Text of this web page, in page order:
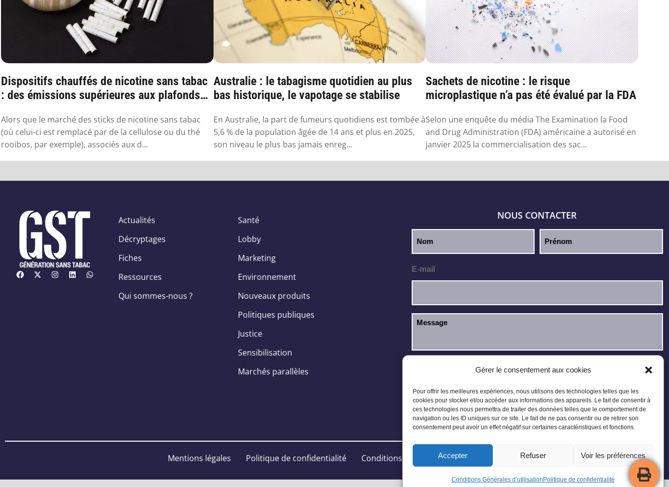
Gérer le consentement aux cookies
Pour offrir les meilleures expériences, nous utilisons des technologies telles que les
cookies pour stocker et/ou accéder aux informations des appareils. Le fait de consentir à
ces technologies nous permettra de traiter des données telles que le comportement de
navigation ou les ID uniques sur ce site. Le fait de ne pas consentir ou de retirer son
consentement peut avoir un effet négatif sur certaines caractéristiques et fonctions.
Accepter Refuser Voir les préférences
Conditions Générales d’utilisation Politique de confidentialité
Dispositifs chauffés de nicotine sans tabac
: des émissions supérieures aux plafonds
Alors que le marché des sticks de nicotine sans tabac
(où celui-ci est remplacé par de la cellulose ou du thé
rooibos, par exemple), associés aux d...
Australie : le tabagisme quotidien au plus
bas historique, le vapotage se stabilise
En Australie, la part de fumeurs quotidiens est tombée à
5,6 % de la population âgée de 14 ans et plus en 2025,
son niveau le plus bas jamais enreg...
Sachets de nicotine : le risque
microplastique n’a pas été évalué par la FDA
Selon une enquête du média The Examination la Food
and Drug Administration (FDA) américaine a autorisé en
janvier 2025 la commercialisation des sac...
Actualités
Décryptages
Fiches
Ressources
Qui sommes-nous ?
Santé
Lobby
Marketing
Environnement
Nouveaux produits
Politiques publiques
Justice
Sensibilisation
Marchés parallèles
NOUS CONTACTER
E-mail
J’ai lu et j’accepte lapolitique de confidentialité
Mentions légales Politique de confidentialité Conditions Générales Plan du site